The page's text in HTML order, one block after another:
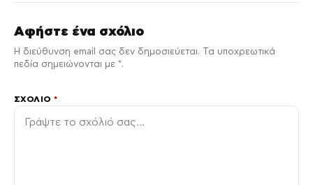
Αφήστε ένα σχόλιο
Η διεύθυνση email σας δεν δημοσιεύεται. Τα υποχρεωτικά
πεδία σημειώνονται με *.
ΣΧΌΛΙΟ*